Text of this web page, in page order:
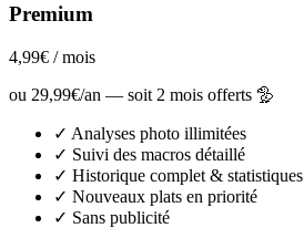
Premium
4,99€ / mois
ou 29,99€/an — soit 2 mois offerts 🦤
✓ Analyses photo illimitées
✓ Suivi des macros détaillé
✓ Historique complet & statistiques
✓ Nouveaux plats en priorité
✓ Sans publicité